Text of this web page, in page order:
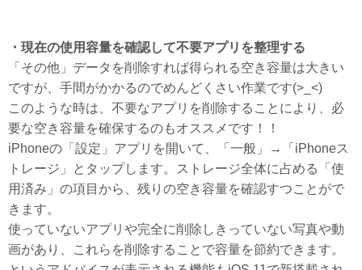
・現在の使用容量を確認して不要アプリを整理する
「その他」データを削除すれば得られる空き容量は大きい
ですが、手間がかかるのでめんどくさい作業です(>_<)
このような時は、不要なアプリを削除することにより、必
要な空き容量を確保するのもオススメです！！
iPhoneの「設定」アプリを開いて、「一般」→「iPhoneス
トレージ」とタップします。ストレージ全体に占める「使
用済み」の項目から、残りの空き容量を確認すつことがで
きます。
使っていないアプリや完全に削除しきっていない写真や動
画があり、これらを削除することで容量を節約できます。